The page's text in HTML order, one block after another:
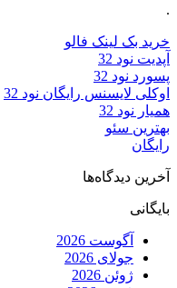
.
خرید بک لینک فالو
آپدیت نود 32
پسورد نود 32
اوکلی لایسنس رایگان نود 32
همیار نود 32
بهترین سئو
رایگان
آخرین دیدگاه‌ها
بایگانی
آگوست 2026
جولای 2026
ژوئن 2026